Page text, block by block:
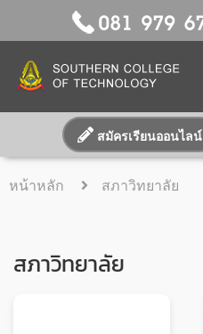
สมัครเรียนออนไลน์
หน้าหลัก สภาวิทยาลัย
สภาวิทยาลัย